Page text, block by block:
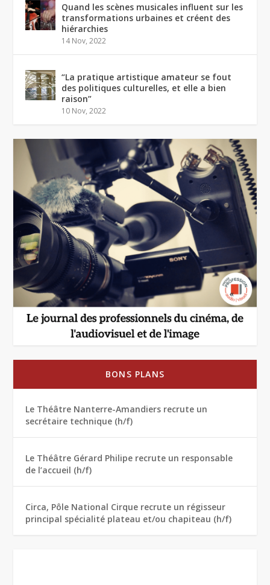
Quand les scènes musicales influent sur les
transformations urbaines et créent des
hiérarchies
14 Nov, 2022
“La pratique artistique amateur se fout
des politiques culturelles, et elle a bien
raison”
10 Nov, 2022
BONS PLANS
Le Théâtre Nanterre-Amandiers recrute un
secrétaire technique (h/f)
Le Théâtre Gérard Philipe recrute un responsable
de l’accueil (h/f)
Circa, Pôle National Cirque recrute un régisseur
principal spécialité plateau et/ou chapiteau (h/f)